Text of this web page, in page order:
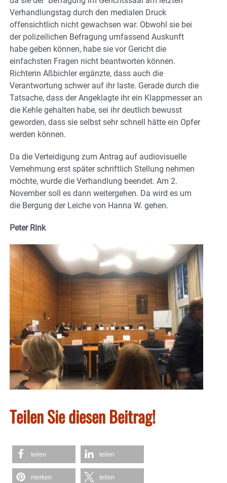
Verhandlungstag durch den medialen Druck
offensichtlich nicht gewachsen war. Obwohl sie bei
der polizeilichen Befragung umfassend Auskunft
habe geben können, habe sie vor Gericht die
einfachsten Fragen nicht beantworten können.
Richterin Aßbichler ergänzte, dass auch die
Verantwortung schwer auf ihr laste. Gerade durch die
Tatsache, dass der Angeklagte ihr ein Klappmesser an
die Kehle gehalten habe, sei ihr deutlich bewusst
geworden, dass sie selbst sehr schnell hätte ein Opfer
werden können.
Da die Verteidigung zum Antrag auf audiovisuelle
Vernehmung erst später schriftlich Stellung nehmen
möchte, wurde die Verhandlung beendet. Am 2.
November soll es dann weitergehen. Da wird es um
die Bergung der Leiche von Hanna W. gehen.
Peter Rink
Teilen Sie diesen Beitrag!
teilen teilen
merken teilen